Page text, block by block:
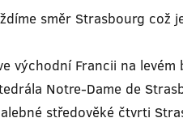
směr Strasbourg
východní Francii na
Notre-Dame de
středověké čtvrti